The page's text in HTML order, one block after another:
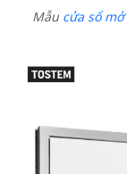
Mẫu cửa sổ